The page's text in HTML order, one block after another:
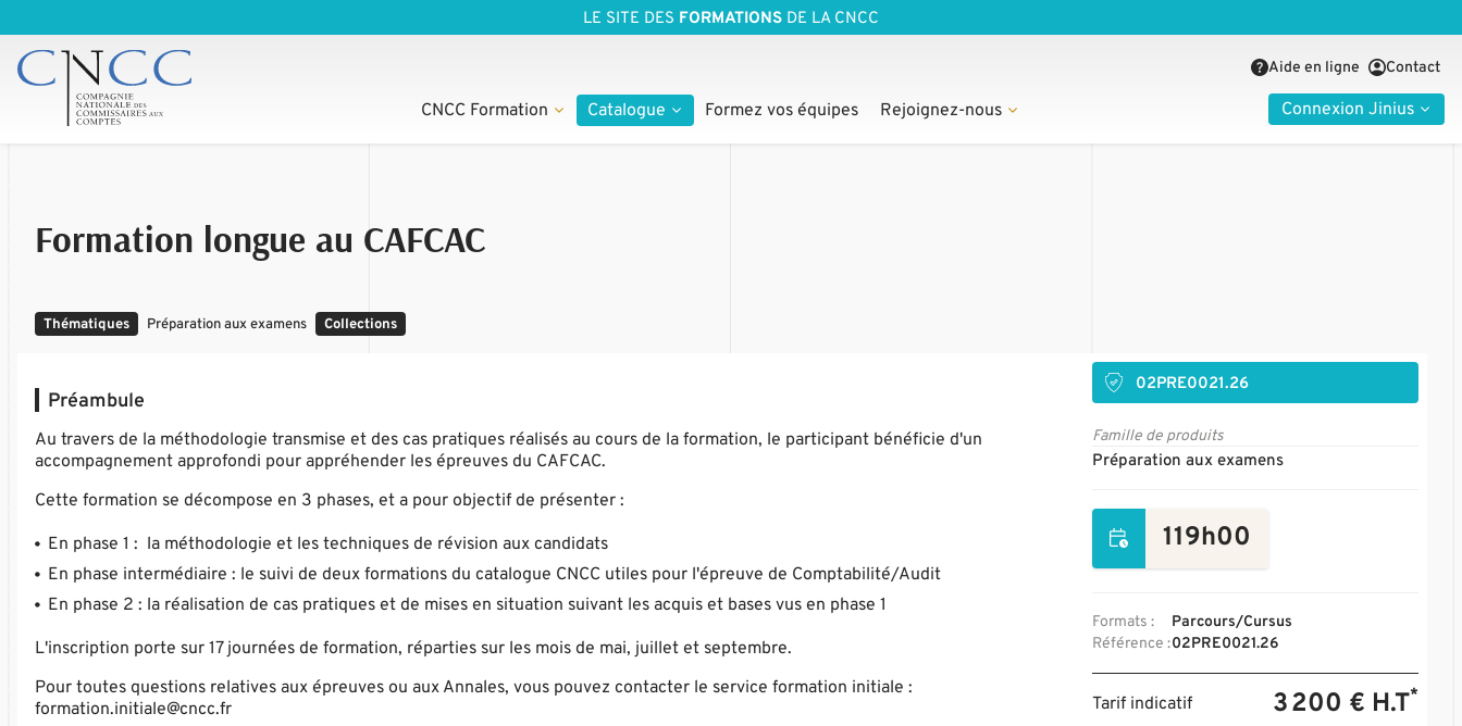
LE SITE DES FORMATIONS DE LA CNCC
CNCC Formation Catalogue Formez vos équipes Rejoignez-nous
Aide en ligne Contact
Connexion Jinius
Formation longue au CAFCAC
Thématiques Préparation aux examens Collections
Préambule
Au travers de la méthodologie transmise et des cas pratiques réalisés au cours de la formation, le participant bénéficie d'un
accompagnement approfondi pour appréhender les épreuves du CAFCAC.
Cette formation se décompose en 3 phases, et a pour objectif de présenter :
En phase 1 : la méthodologie et les techniques de révision aux candidats
En phase intermédiaire : le suivi de deux formations du catalogue CNCC utiles pour l'épreuve de Comptabilité/Audit
En phase 2 : la réalisation de cas pratiques et de mises en situation suivant les acquis et bases vus en phase 1
L'inscription porte sur 17 journées de formation, réparties sur les mois de mai, juillet et septembre.
Pour toutes questions relatives aux épreuves ou aux Annales, vous pouvez contacter le service formation initiale :
formation.initiale@cncc.fr
02PRE0021.26
Famille de produits
Préparation aux examens
119h00
Formats :
Parcours/Cursus
Référence :02PRE0021.26
Tarif indicatif 3 200 € H.T*